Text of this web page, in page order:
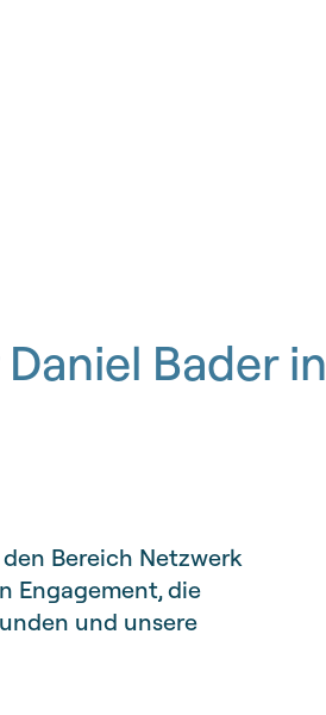
Bader in
Bereich Netzwerk
Engagement, die
und unsere